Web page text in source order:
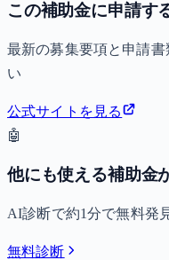
この補助金に申請す
最新の募集要項と申請
い
公式サイトを見る
🤖
他にも使える補助金
AI診断で約1分で無料発
無料診断